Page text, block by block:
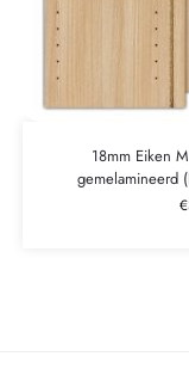
18mm Eiken
gemelamineerd
€